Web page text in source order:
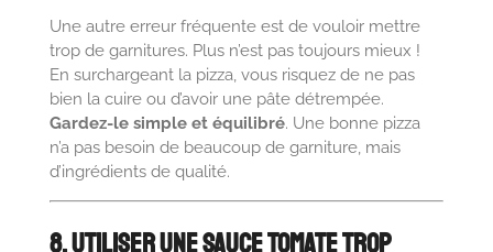
Une autre erreur fréquente est de vouloir mettre
trop de garnitures. Plus n’est pas toujours mieux !
En surchargeant la pizza, vous risquez de ne pas
bien la cuire ou d’avoir une pâte détrempée.
Gardez-le simple et équilibré. Une bonne pizza
n’a pas besoin de beaucoup de garniture, mais
d’ingrédients de qualité.
8. Utiliser une Sauce Tomate Trop